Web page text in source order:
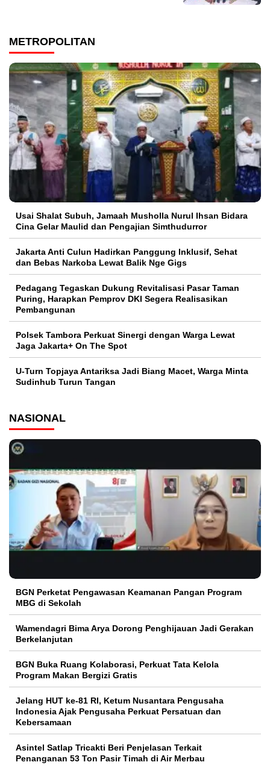
METROPOLITAN
Usai Shalat Subuh, Jamaah Musholla Nurul Ihsan Bidara
Cina Gelar Maulid dan Pengajian Simthudurror
Jakarta Anti Culun Hadirkan Panggung Inklusif, Sehat
dan Bebas Narkoba Lewat Balik Nge Gigs
Pedagang Tegaskan Dukung Revitalisasi Pasar Taman
Puring, Harapkan Pemprov DKI Segera Realisasikan
Pembangunan
Polsek Tambora Perkuat Sinergi dengan Warga Lewat
Jaga Jakarta+ On The Spot
U-Turn Topjaya Antariksa Jadi Biang Macet, Warga Minta
Sudinhub Turun Tangan
NASIONAL
BGN Perketat Pengawasan Keamanan Pangan Program
MBG di Sekolah
Wamendagri Bima Arya Dorong Penghijauan Jadi Gerakan
Berkelanjutan
BGN Buka Ruang Kolaborasi, Perkuat Tata Kelola
Program Makan Bergizi Gratis
Jelang HUT ke-81 RI, Ketum Nusantara Pengusaha
Indonesia Ajak Pengusaha Perkuat Persatuan dan
Kebersamaan
Asintel Satlap Tricakti Beri Penjelasan Terkait
Penanganan 53 Ton Pasir Timah di Air Merbau